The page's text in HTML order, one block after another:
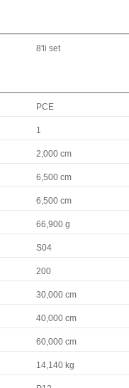
8'li set
PCE
1
2,000 cm
6,500 cm
6,500 cm
66,900 g
S04
200
30,000 cm
40,000 cm
60,000 cm
14,140 kg